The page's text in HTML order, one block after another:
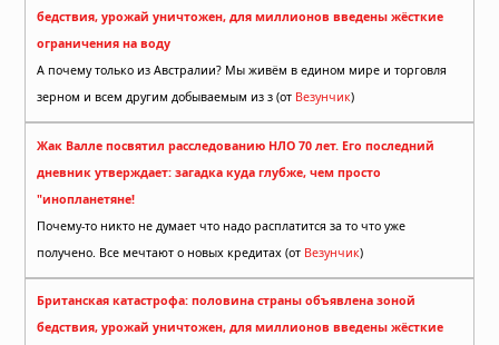
бедствия, урожай уничтожен, для миллионов введены жёсткие
ограничения на воду
А почему только из Австралии? Мы живём в едином мире и торговля
зерном и всем другим добываемым из з (от Везунчик)
Жак Валле посвятил расследованию НЛО 70 лет. Его последний
дневник утверждает: загадка куда глубже, чем просто
"инопланетяне!
Почему-то никто не думает что надо расплатится за то что уже
получено. Все мечтают о новых кредитах (от Везунчик)
Британская катастрофа: половина страны объявлена зоной
бедствия, урожай уничтожен, для миллионов введены жёсткие